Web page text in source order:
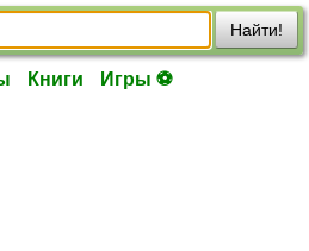
Найти!
Книги Игры ⚽